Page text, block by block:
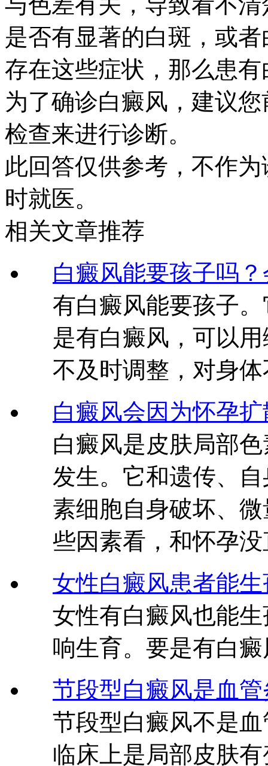
是否有显著的白斑，或
存在这些症状，那么患
为了确诊白癜风，建议
检查来进行诊断。
此回答仅供参考，不作
时就医。
相关文章推荐
白癜风能要孩子吗
有白癜风能要孩子
是有白癜风，可以
不及时调整，对身
白癜风会因为怀孕
白癜风是皮肤局部
发生。它和遗传、
素细胞自身破坏、
些因素看，和怀孕
女性白癜风患者能
女性有白癜风也能
响生育。要是有白
节段型白癜风是血
节段型白癜风不是
临床上是局部皮肤